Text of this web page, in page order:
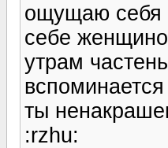
ощущаю себя
себе
утрам
ты
:rzhu: